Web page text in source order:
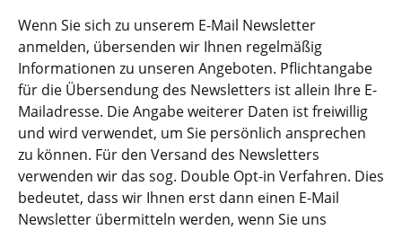
Wenn Sie sich zu unserem E-Mail Newsletter
anmelden, übersenden wir Ihnen regelmäßig
Informationen zu unseren Angeboten. Pflichtangabe
für die Übersendung des Newsletters ist allein Ihre E-
Mailadresse. Die Angabe weiterer Daten ist freiwillig
und wird verwendet, um Sie persönlich ansprechen
zu können. Für den Versand des Newsletters
verwenden wir das sog. Double Opt-in Verfahren. Dies
bedeutet, dass wir Ihnen erst dann einen E-Mail
Newsletter übermitteln werden, wenn Sie uns